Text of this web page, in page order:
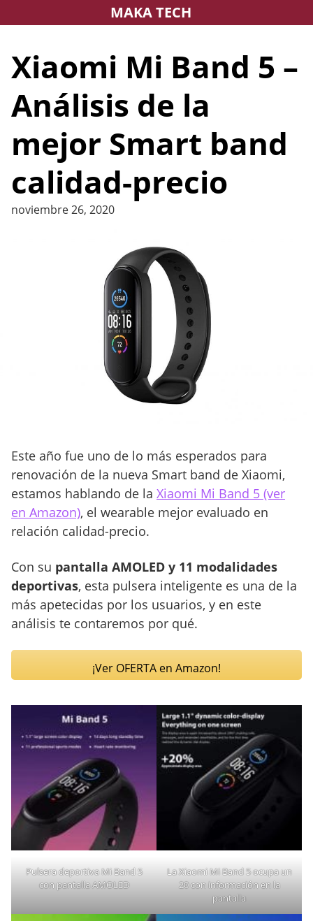
al
MAKA TECH
Xiaomi Mi Band 5 –
Análisis de la
mejor Smart band
calidad-precio
noviembre 26, 2020
Este año fue uno de lo más esperados para
renovación de la nueva Smart band de Xiaomi,
estamos hablando de la Xiaomi Mi Band 5 (ver
en Amazon), el wearable mejor evaluado en
relación calidad-precio.
Con su pantalla AMOLED y 11 modalidades
deportivas, esta pulsera inteligente es una de la
más apetecidas por los usuarios, y en este
análisis te contaremos por qué.
¡Ver OFERTA en Amazon!
Pulsera deportiva Mi Band 5
con pantalla AMOLED
La Xiaomi Mi Band 5 ocupa un
20 con información en la
pantalla